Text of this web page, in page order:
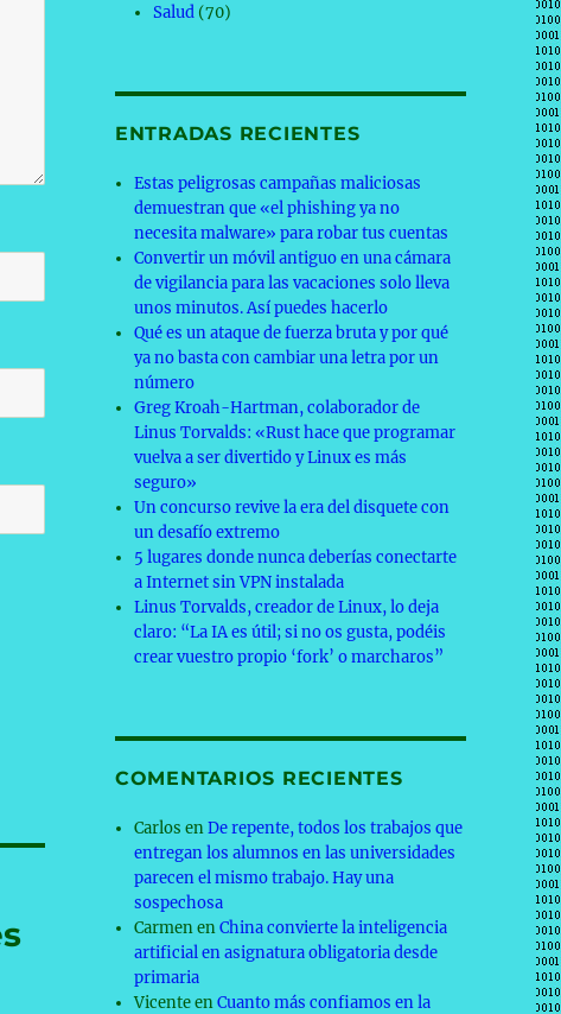
Salud (70)
ENTRADAS RECIENTES
Estas peligrosas campañas maliciosas
demuestran que «el phishing ya no
necesita malware» para robar tus cuentas
Convertir un móvil antiguo en una cámara
de vigilancia para las vacaciones solo lleva
unos minutos. Así puedes hacerlo
Qué es un ataque de fuerza bruta y por qué
ya no basta con cambiar una letra por un
número
Greg Kroah-Hartman, colaborador de
Linus Torvalds: «Rust hace que programar
vuelva a ser divertido y Linux es más
seguro»
Un concurso revive la era del disquete con
un desafío extremo
5 lugares donde nunca deberías conectarte
a Internet sin VPN instalada
Linus Torvalds, creador de Linux, lo deja
claro: “La IA es útil; si no os gusta, podéis
crear vuestro propio ‘fork’ o marcharos”
COMENTARIOS RECIENTES
Carlos enDe repente, todos los trabajos que
entregan los alumnos en las universidades
parecen el mismo trabajo. Hay una
sospechosa
CarmenenChina convierte la inteligencia
artificial en asignatura obligatoria desde
primaria
VicenteenCuanto más confiamos en la